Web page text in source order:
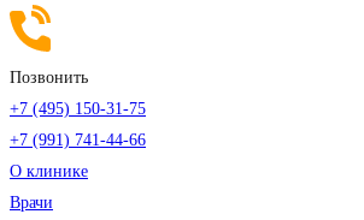
Позвонить
+7 (495) 150-31-75
+7 (991) 741-44-66
О клинике
Врачи